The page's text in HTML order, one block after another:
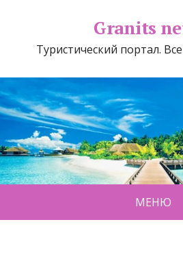
Granits
Туристический портал.
МЕНЮ